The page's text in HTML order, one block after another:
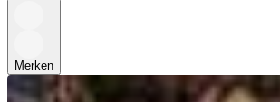
Merken